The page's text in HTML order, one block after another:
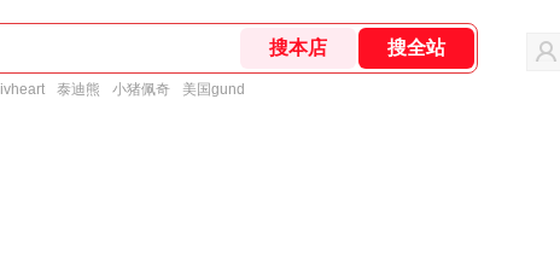
livheart 泰迪熊 小猪佩奇 美国gund